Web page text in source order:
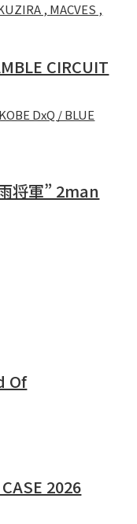
, MACVES ,
CIRCUIT
DxQ / BLUE
将軍” 2man
Of
2026